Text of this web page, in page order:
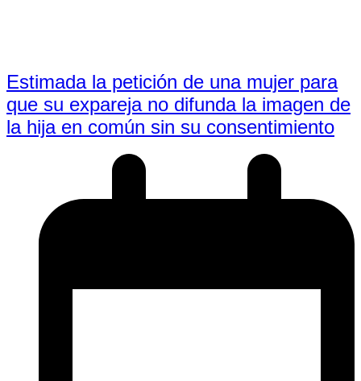
Estimada la petición de una mujer para
que su expareja no difunda la imagen de
la hija en común sin su consentimiento